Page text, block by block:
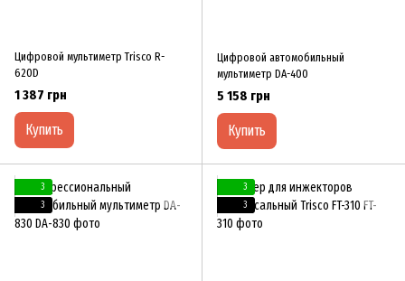
Цифровой мультиметр Trisco R-
620D
1 387 грн
Купить
Цифровой автомобильный
мультиметр DA-400
5 158 грн
Купить
3
3
3
3